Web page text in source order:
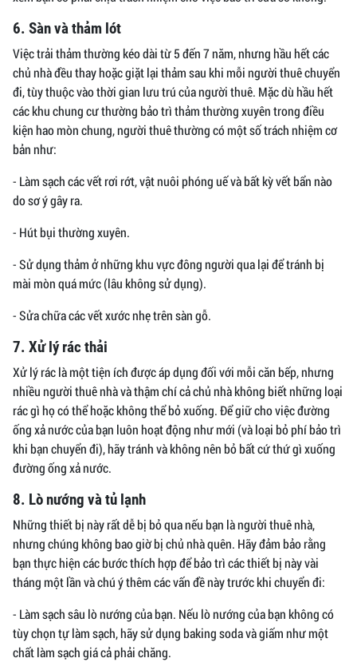
6. Sàn và thảm lót
Việc trải thảm thường kéo dài từ 5 đến 7 năm, nhưng hầu hết các
chủ nhà đều thay hoặc giặt lại thảm sau khi mỗi người thuê chuyển
đi, tùy thuộc vào thời gian lưu trú của người thuê. Mặc dù hầu hết
các khu chung cư thường bảo trì thảm thường xuyên trong điều
kiện hao mòn chung, người thuê thường có một số trách nhiệm cơ
bản như:
- Làm sạch các vết rơi rớt, vật nuôi phóng uế và bất kỳ vết bẩn nào
do sơ ý gây ra.
- Hút bụi thường xuyên.
- Sử dụng thảm ở những khu vực đông người qua lại để tránh bị
mài mòn quá mức (lâu không sử dụng).
- Sửa chữa các vết xước nhẹ trên sàn gỗ.
7. Xử lý rác thải
Xử lý rác là một tiện ích được áp dụng đối với mỗi căn bếp, nhưng
nhiều người thuê nhà và thậm chí cả chủ nhà không biết những loại
rác gì họ có thể hoặc không thể bỏ xuống. Để giữ cho việc đường
ống xả nước của bạn luôn hoạt động như mới (và loại bỏ phí bảo trì
khi bạn chuyển đi), hãy tránh và không nên bỏ bất cứ thứ gì xuống
đường ống xả nước.
8. Lò nướng và tủ lạnh
Những thiết bị này rất dễ bị bỏ qua nếu bạn là người thuê nhà,
nhưng chúng không bao giờ bị chủ nhà quên. Hãy đảm bảo rằng
bạn thực hiện các bước thích hợp để bảo trì các thiết bị này vài
tháng một lần và chú ý thêm các vấn đề này trước khi chuyển đi:
- Làm sạch sâu lò nướng của bạn. Nếu lò nướng của bạn không có
tùy chọn tự làm sạch, hãy sử dụng baking soda và giấm như một
chất làm sạch giá cả phải chăng.